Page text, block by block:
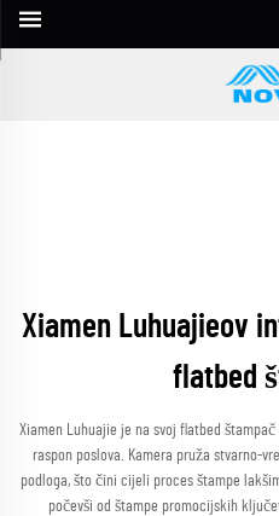
Xiamen Luhuajieov
flatbed
Xiamen Luhuajie je na svoj flatbed
raspon poslova. Kamera pruža stvarno-
podloga, što čini cijeli proces štampe
počevši od štampe promocijskih